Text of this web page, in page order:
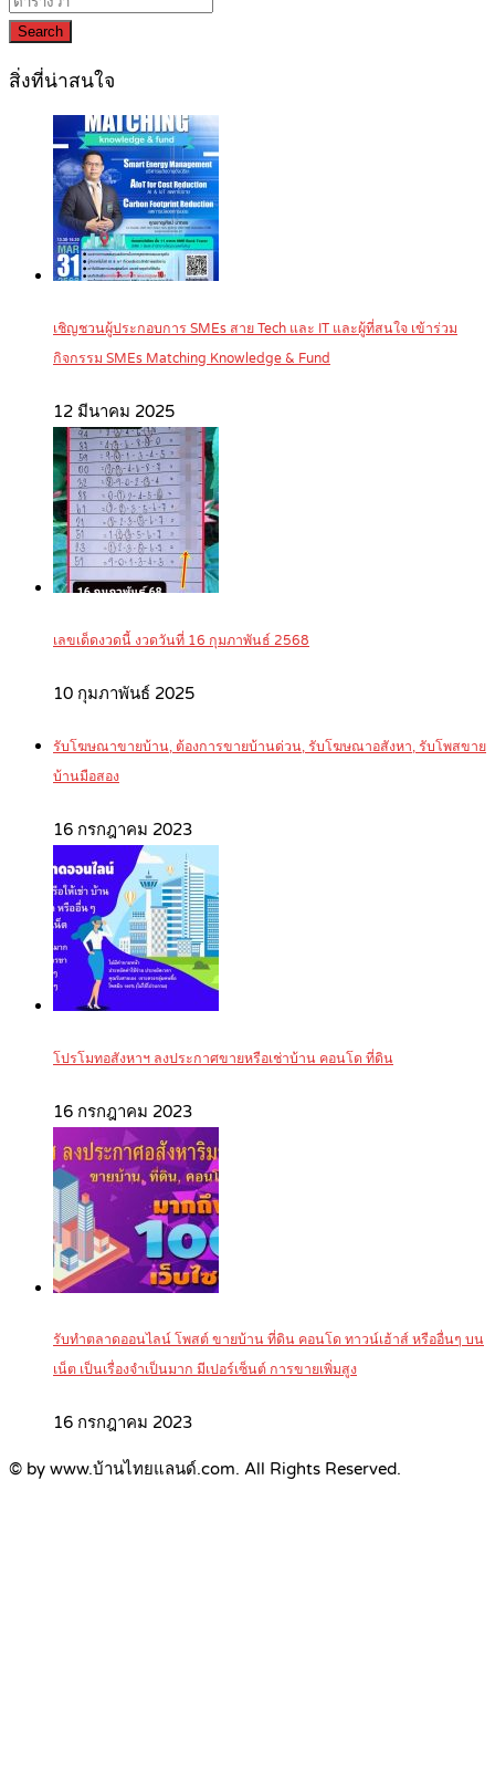
Search
สิ่งที่น่าสนใจ
เชิญชวนผู้ประกอบการ SMEs สาย Tech และ IT และผู้ที่สนใจ เข้าร่วม
กิจกรรม SMEs Matching Knowledge & Fund
12 มีนาคม 2025
เลขเด็ดงวดนี้ งวดวันที่ 16 กุมภาพันธ์ 2568
10 กุมภาพันธ์ 2025
รับโฆษณาขายบ้าน, ต้องการขายบ้านด่วน, รับโฆษณาอสังหา, รับโพสขาย
บ้านมือสอง
16 กรกฎาคม 2023
โปรโมทอสังหาฯ ลงประกาศขายหรือเช่าบ้าน คอนโด ที่ดิน
16 กรกฎาคม 2023
รับทำตลาดออนไลน์ โพสต์ ขายบ้าน ที่ดิน คอนโด ทาวน์เฮ้าส์ หรืออื่นๆ บน
เน็ต เป็นเรื่องจำเป็นมาก มีเปอร์เซ็นต์ การขายเพิ่มสูง
16 กรกฎาคม 2023
© by www.บ้านไทยแลนด์.com. All Rights Reserved.